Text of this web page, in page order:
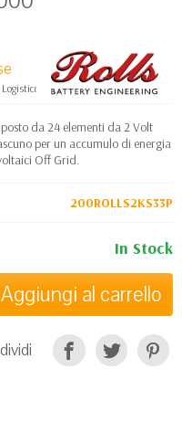
Europa
da 24 elementi da 2 Volt
per un accumulo di energia
Off Grid.
200ROLLS2KS33P
In Stock
Aggiungi al carrello